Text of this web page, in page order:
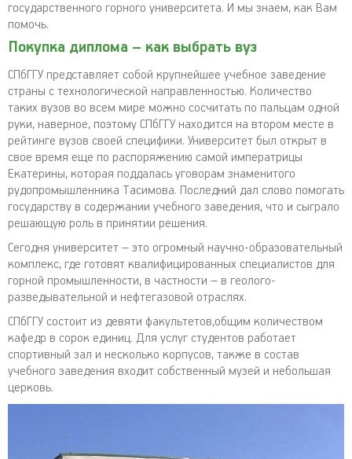
государственного горного университета. И мы знаем, как Вам
помочь.
Покупка диплома – как выбрать вуз
СПбГГУ представляет собой крупнейшее учебное заведение
страны с технологической направленностью. Количество
таких вузов во всем мире можно сосчитать по пальцам одной
руки, наверное, поэтому СПбГГУ находится на втором месте в
рейтинге вузов своей специфики. Университет был открыт в
свое время еще по распоряжению самой императрицы
Екатерины, которая поддалась уговорам знаменитого
рудопромышленника Тасимова. Последний дал слово помогать
государству в содержании учебного заведения, что и сыграло
решающую роль в принятии решения.
Сегодня университет – это огромный научно-образовательный
комплекс, где готовят квалифицированных специалистов для
горной промышленности, в частности – в геолого-
разведывательной и нефтегазовой отраслях.
СПбГГУ состоит из девяти факультетов,общим количеством
кафедр в сорок единиц. Для услуг студентов работает
спортивный зал и несколько корпусов, также в состав
учебного заведения входит собственный музей и небольшая
церковь.